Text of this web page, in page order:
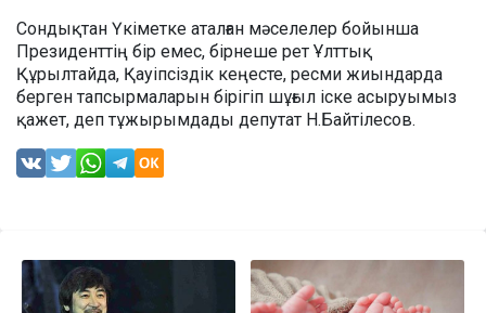
Сондықтан Үкіметке аталған мәселелер бойынша
Президенттің бір емес, бірнеше рет Ұлттық
Құрылтайда, Қауіпсіздік кеңесте, ресми жиындарда
берген тапсырмаларын бірігіп шұғыл іске асыруымыз
қажет, деп тұжырымдады депутат Н.Байтілесов.